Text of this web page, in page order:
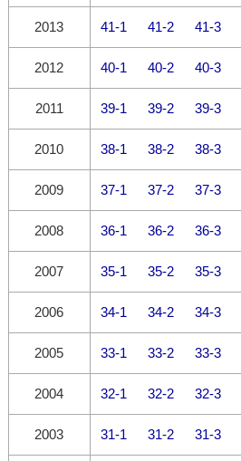
2013 41-1 41-2 41-3
2012 40-1 40-2 40-3
2011 39-1 39-2 39-3
2010 38-1 38-2 38-3
2009 37-1 37-2 37-3
2008 36-1 36-2 36-3
2007 35-1 35-2 35-3
2006 34-1 34-2 34-3
2005 33-1 33-2 33-3
2004 32-1 32-2 32-3
2003 31-1 31-2 31-3